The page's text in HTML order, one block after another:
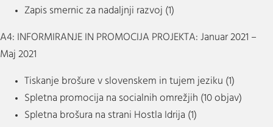
Zapis smernic za nadaljnji razvoj (1)
A4: INFORMIRANJE IN PROMOCIJA PROJEKTA: Januar 2021 –
Maj 2021
Tiskanje brošure v slovenskem in tujem jeziku (1)
Spletna promocija na socialnih omrežjih (10 objav)
Spletna brošura na strani Hostla Idrija (1)